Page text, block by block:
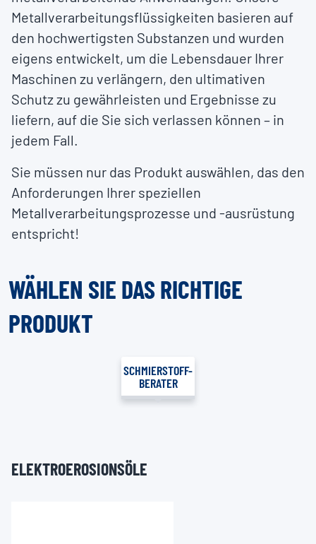
Metallverarbeitungsflüssigkeiten basieren auf
den hochwertigsten Substanzen und wurden
eigens entwickelt, um die Lebensdauer Ihrer
Maschinen zu verlängern, den ultimativen
Schutz zu gewährleisten und Ergebnisse zu
liefern, auf die Sie sich verlassen können – in
jedem Fall.
Sie müssen nur das Produkt auswählen, das den
Anforderungen Ihrer speziellen
Metallverarbeitungsprozesse und -ausrüstung
entspricht!
WÄHLEN SIE DAS RICHTIGE
PRODUKT
SCHMIERSTOFF-
BERATER
ELEKTROEROSIONSÖLE